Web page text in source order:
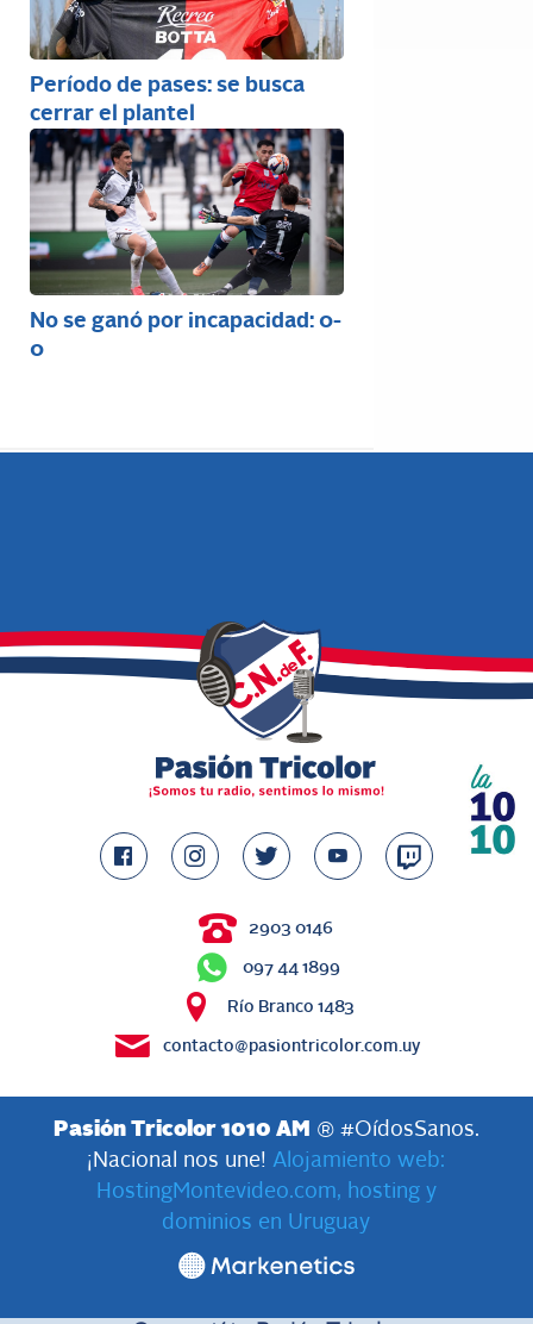
Período de pases: se busca
cerrar el plantel
No se ganó por incapacidad: 0-
0
2903 0146
097 44 1899
Río Branco 1483
contacto@pasiontricolor.com.uy
Pasión Tricolor 1010 AM
® #OídosSanos.
¡Nacional nos une! Alojamiento web:
HostingMontevideo.com, hosting y
dominios en Uruguay